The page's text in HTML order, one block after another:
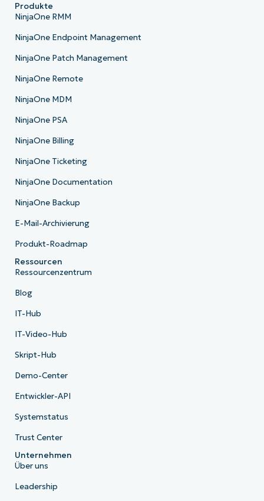
Produkte
NinjaOne RMM
NinjaOne Endpoint Management
NinjaOne Patch Management
NinjaOne Remote
NinjaOne MDM
NinjaOne PSA
NinjaOne Billing
NinjaOne Ticketing
NinjaOne Documentation
NinjaOne Backup
E-Mail-Archivierung
Produkt-Roadmap
Ressourcen
Ressourcenzentrum
Blog
IT-Hub
IT-Video-Hub
Skript-Hub
Demo-Center
Entwickler-API
Systemstatus
Trust Center
Unternehmen
Über uns
Leadership